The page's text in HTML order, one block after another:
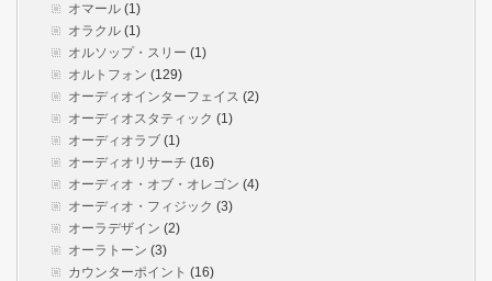
オマール (1)
オラクル (1)
オルソップ・スリー (1)
オルトフォン (129)
オーディオインターフェイス (2)
オーディオスタティック (1)
オーディオラブ (1)
オーディオリサーチ (16)
オーディオ・オブ・オレゴン (4)
オーディオ・フィジック (3)
オーラデザイン (2)
オーラトーン (3)
カウンターポイント (16)